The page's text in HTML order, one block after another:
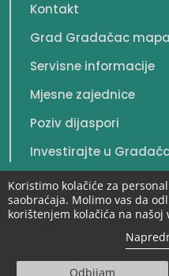
Kontakt
Grad Gradačac mapa
Servisne informacije
Mjesne zajednice
Poziv dijaspori
Investirajte u
© 2026. Grad Gradačac.
Koristimo kolačiće za
saobraćaja. Molimo vas da
korištenjem kolačića na našoj
Odbijam